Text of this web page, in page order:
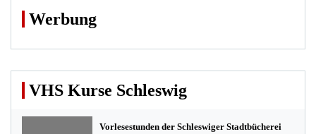
Werbung
VHS Kurse Schleswig
Vorlesestunden der Schleswiger Stadtbücherei